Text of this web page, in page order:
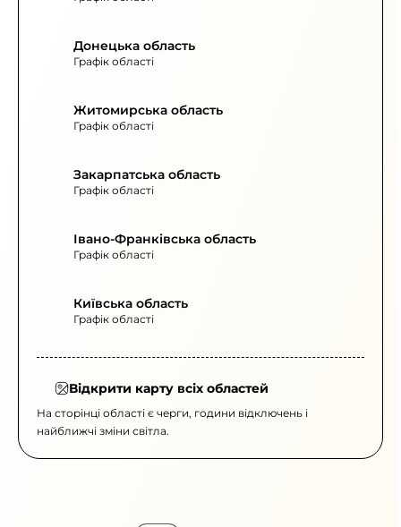
Донецька область
Графік області
Житомирська область
Графік області
Закарпатська область
Графік області
Івано-Франківська область
Графік області
Київська область
Графік області
Відкрити карту всіх областей
На сторінці області є черги, години відключень і
найближчі зміни світла.